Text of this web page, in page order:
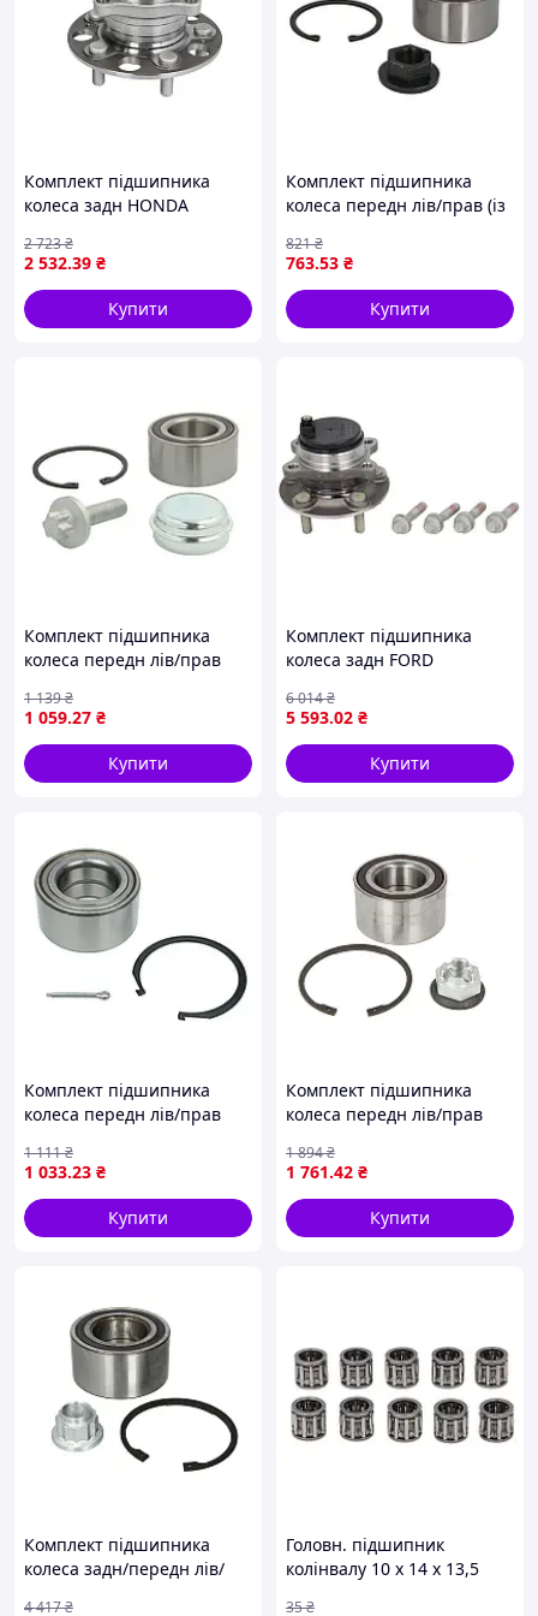
Комплект підшипника
колеса задн HONDA
ACCORD VIII 2.0-3.5 09.02-
BTA H24030BTA
2 532.39 ₴
2 723₴
Купити
Комплект підшипника
колеса передн лів/прав (із
FIESTA V, FOCUS I, FUSION,
MAZDA 2 1.2-2.0 10.98-
12.12 BTA
763.53 ₴
821₴
Купити
Комплект підшипника
колеса передн лів/прав
(W176), B SPORTS TOURER
(W245), B SPORTS TOURER
(W246, W242),
1 059.27 ₴
1 139₴
Купити
Комплект підшипника
колеса задн FORD
03.22 SKF VKBA 7078
5 593.02 ₴
6 014₴
Купити
Комплект підшипника
колеса передн лів/прав
ELANTRA IV, ELANTRA V, I30,
IX20, VELOSTER, KIA CEE'D,
CERATO I,
1 033.23 ₴
1 111₴
Купити
Комплект підшипника
колеса передн лів/прав
CITROEN BERLINGO, C4
GRAND PICASSO II, C4 II, C4
PICASSO
1 761.42 ₴
1 894₴
Купити
Комплект підшипника
колеса задн/передн лів/
4 417₴
Головн. підшипник
колінвалу 10 x 14 x 13,5
35₴